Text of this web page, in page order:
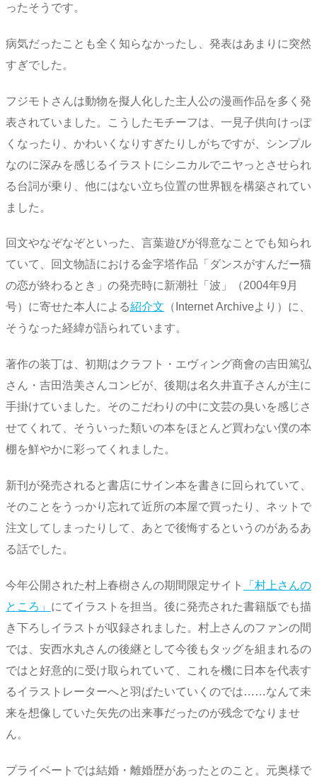
ったそうです。
病気だったことも全く知らなかったし、発表はあまりに突然
すぎでした。
フジモトさんは動物を擬人化した主人公の漫画作品を多く発
表されていました。こうしたモチーフは、一見子供向けっぽ
くなったり、かわいくなりすぎたりしがちですが、シンプル
なのに深みを感じるイラストにシニカルでニヤっとさせられ
る台詞が乗り、他にはない立ち位置の世界観を構築されてい
ました。
回文やなぞなぞといった、言葉遊びが得意なことでも知られ
ていて、回文物語における金字塔作品「ダンスがすんだー猫
の恋が終わるとき」の発売時に新潮社「波」（2004年9月
号）に寄せた本人による紹介文 （Internet Archiveより）に、
そうなった経緯が語られています。
著作の装丁は、初期はクラフト・エヴィング商會の吉田篤弘
さん・吉田浩美さんコンビが、後期は名久井直子さんが主に
手掛けていました。そのこだわりの中に文芸の臭いを感じさ
せてくれて、そういった類いの本をほとんど買わない僕の本
棚を鮮やかに彩ってくれました。
新刊が発売されると書店にサイン本を書きに回られていて、
そのことをうっかり忘れて近所の本屋で買ったり、ネットで
注文してしまったりして、あとで後悔するというのがあるあ
る話でした。
今年公開された村上春樹さんの期間限定サイト
「村上さんの
ところ」 にてイラストを担当。後に発売された書籍版でも描
き下ろしイラストが収録されました。村上さんのファンの間
では、安西水丸さんの後継として今後もタッグを組まれるの
ではと好意的に受け取られていて、これを機に日本を代表す
るイラストレーターへと羽ばたいていくのでは……なんて未
来を想像していた矢先の出来事だったのが残念でなりませ
ん。
プライベートでは結婚・離婚歴があったとのこと。元奥様で